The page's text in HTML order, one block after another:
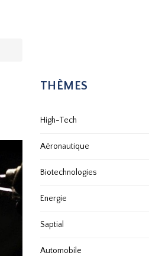
THÈMES
High-Tech
Aéronautique
Biotechnologies
Energie
Saptial
Automobile